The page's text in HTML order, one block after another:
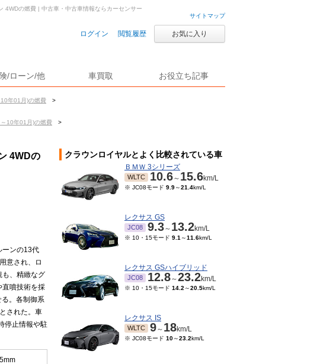
サイトマップ
ログイン 閲覧履歴 お気に入り
/ローン/他 車買取 お役立ち記事
年01月)の燃費
>
10年01月)の燃費
>
4WDの燃費 | 中古車・中古車情報ならカーセンサー
4WDの
ーンの13代
意され、ロ
も、精緻なグ
直噴技術を採
。各制御系
された。車
停止情報や駐
クラウンロイヤルとよく比較されている車
ＢＭＷ 3シリーズ
WLTC 10.6～ 15.6km/L
※ JC08モード 9.9～21.4km/L
レクサス GS
JC08 9.3～ 13.2km/L
※ 10・15モード 9.1 ～11.6km/L
レクサス GSハイブリッド
JC08 12.8～23.2km/L
※ 10・15モード 14.2 ～20.5km/L
レクサス IS
WLTC 9～ 18km/L
※ JC08モード 10～23.2km/L